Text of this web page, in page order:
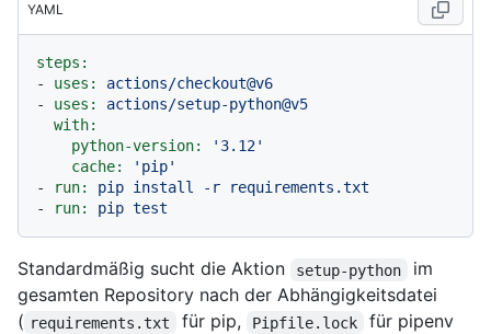
YAML
steps:
-
uses:
actions/checkout@v6
-
uses:
actions/setup-python@v5
with:
python-version:
'3.12'
cache:
'pip'
-
run: pip install -r
requirements.txt
-
run: pip test
Standardmäßig sucht die Aktion setup-python
im
gesamten Repository nach der Abhängigkeitsdatei
( requirements.txt für pip, Pipfile.lock
für pipenv